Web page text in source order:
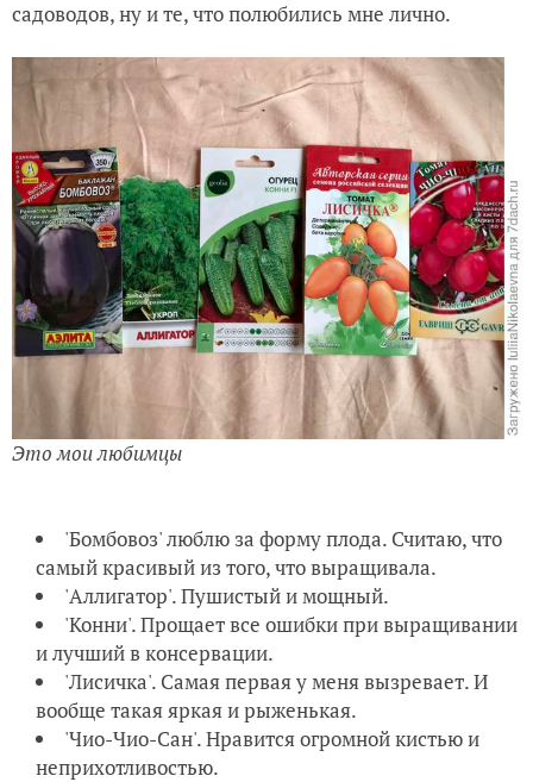
садоводов, ну и те, что полюбились мне лично.
Это мои любимцы
'Бомбовоз' люблю за форму плода. Считаю, что
самый красивый из того, что выращивала.
'Аллигатор'. Пушистый и мощный.
'Конни'. Прощает все ошибки при выращивании
и лучший в консервации.
'Лисичка'. Самая первая у меня вызревает. И
вообще такая яркая и рыженькая.
'Чио-Чио-Сан'. Нравится огромной кистью и
неприхотливостью.